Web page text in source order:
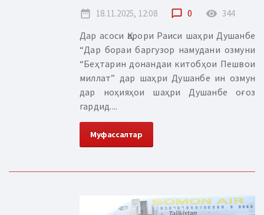
date_range 18.11.2025, 12:08 chat_bubble_outline 0 remove_red_eye 344
Дар асоси Қарори Раиси шаҳри Душанбе
“Дар бораи баргузор намудани озмуни
“Беҳтарин донандаи китобҳои Пешвои
миллат” дар шаҳри Душанбе ин озмун
дар ноҳияҳои шаҳри Душанбе оғоз
гардид....
Муфассалтар